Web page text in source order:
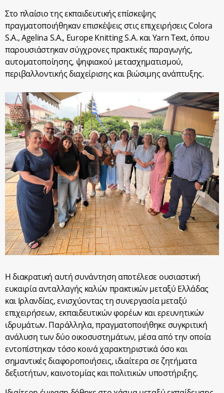
Στο πλαίσιο της εκπαιδευτικής επίσκεψης
πραγματοποιήθηκαν επισκέψεις στις επιχειρήσεις Colora
S.A., Agelina S.A., Europe Knitting S.A. και Yarn Text, όπου
παρουσιάστηκαν σύγχρονες πρακτικές παραγωγής,
αυτοματοποίησης, ψηφιακού μετασχηματισμού,
περιβαλλοντικής διαχείρισης και βιώσιμης ανάπτυξης.
Η διακρατική αυτή συνάντηση αποτέλεσε ουσιαστική
ευκαιρία ανταλλαγής καλών πρακτικών μεταξύ Ελλάδας
και Ιρλανδίας, ενισχύοντας τη συνεργασία μεταξύ
επιχειρήσεων, εκπαιδευτικών φορέων και ερευνητικών
ιδρυμάτων. Παράλληλα, πραγματοποιήθηκε συγκριτική
ανάλυση των δύο οικοσυστημάτων, μέσα από την οποία
εντοπίστηκαν τόσο κοινά χαρακτηριστικά όσο και
σημαντικές διαφοροποιήσεις, ιδιαίτερα σε ζητήματα
δεξιοτήτων, καινοτομίας και πολιτικών υποστήριξης.